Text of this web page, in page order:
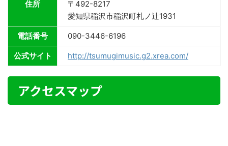
住所
〒492-8217
愛知県稲沢市稲沢町札ノ辻1931
電話番号 090-3446-6196
公式サイト http://tsumugimusic.g2.xrea.com/
アクセスマップ